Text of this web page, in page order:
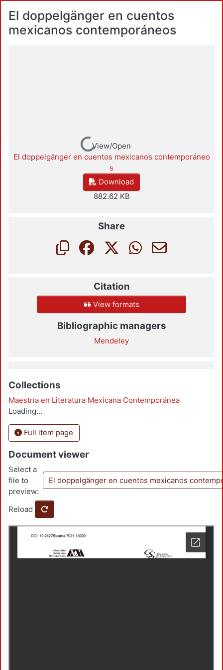
El doppelgänger en cuentos
mexicanos contemporáneos
Loading...
View/Open
El doppelgänger en cuentos mexicanos contemporáneo
s
Download
882.62 KB
Share
Citation
View formats
Bibliographic managers
Mendeley
Collections
Maestría en Literatura Mexicana Contemporánea
Loading...
Full item page
Document viewer
Select a
file to
preview:
El doppelgänger en cuentos mexicanos
Reload